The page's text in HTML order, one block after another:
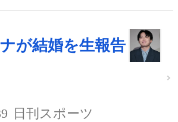
が結婚を生報告
日刊スポーツ